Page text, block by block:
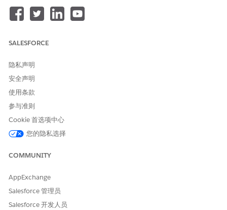
SALESFORCE
隐私声明
安全声明
使用条款
参与准则
Cookie 首选项中心
您的隐私选择
COMMUNITY
AppExchange
Salesforce 管理员
Salesforce 开发人员